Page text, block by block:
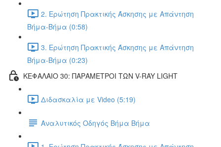
2. Ερώτηση Πρακτικής Άσκησης με Απάντηση
Βήμα-Βήμα (0:58)
3. Ερώτηση Πρακτικής Άσκησης με Απάντηση
Βήμα-Βήμα (0:23)
ΚΕΦΑΛΑΙΟ 30: ΠΑΡΑΜΕΤΡΟΙ ΤΩΝ V-RAY LIGHT
Διδασκαλία με Video (5:19)
Αναλυτικός Οδηγός Βήμα Βήμα